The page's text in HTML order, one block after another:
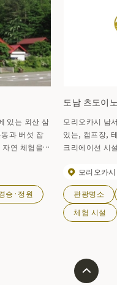
있는 외산 삼
과 버섯 잡
연 체험을
승·정원
도남 츠도이
모리오카시 남
있는, 캠프장,
크리에이션 시
를 배울 수 있다.
모리오카시
관광명소
체험 시설